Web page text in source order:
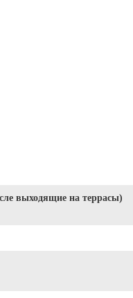
выходящие на террасы)